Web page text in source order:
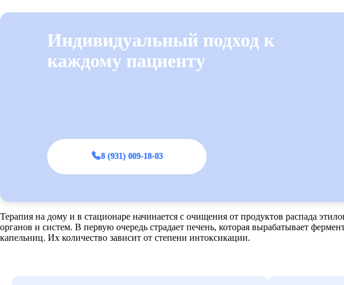
Индивидуальный подход к
каждому пациенту
8 (931) 009-18-03
Терапия на дому и в стационаре начинается с очищения от продуктов распада
органов и систем. В первую очередь страдает печень, которая вырабатывает
капельниц. Их количество зависит от степени интоксикации.